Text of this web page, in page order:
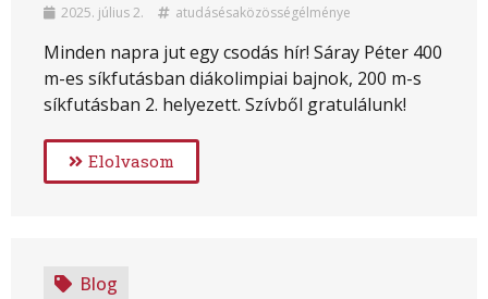
2025. július 2. atudásésaközösségélménye
Minden napra jut egy csodás hír! Sáray Péter 400
m-es síkfutásban diákolimpiai bajnok, 200 m-s
síkfutásban 2. helyezett. Szívből gratulálunk!
Elolvasom
Blog